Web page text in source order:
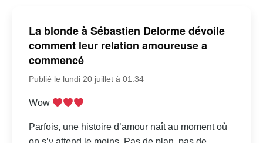
La blonde à Sébastien Delorme dévoile
comment leur relation amoureuse a
commencé
Publié le lundi 20 juillet à 01:34
Wow
Parfois, une histoire d’amour naît au moment où